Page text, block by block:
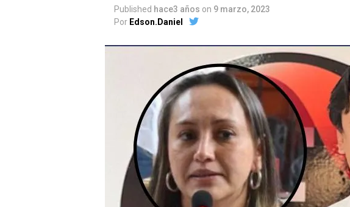
Published hace3 años on 9 marzo, 2023
Por Edson.Daniel